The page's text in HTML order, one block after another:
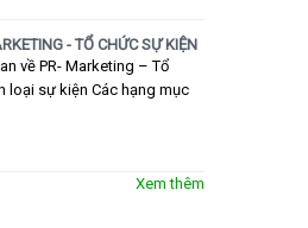
- TỔ CHỨC SỰ KIỆN
về PR- Marketing – Tổ
loại sự kiện Các hạng mục
Xem thêm